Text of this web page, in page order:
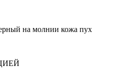
на молнии кожа пух